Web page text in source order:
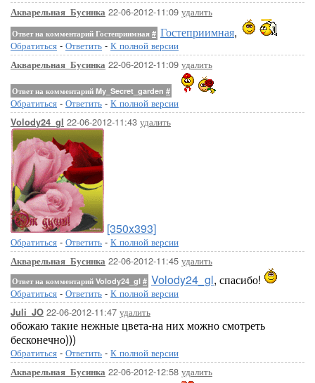
Акварельная_Бусинка 22-06-2012-11:09 удалить
Ответ на комментарий Гостеприимная # Гостеприимная,
Обратиться - Ответить - К полной версии
Акварельная_Бусинка 22-06-2012-11:09 удалить
Ответ на комментарий My_Secret_garden #
Обратиться - Ответить - К полной версии
Volody24_gl 22-06-2012-11:43 удалить
[350x393]
Обратиться - Ответить - К полной версии
Акварельная_Бусинка 22-06-2012-11:45 удалить
Ответ на комментарий Volody24_gl # Volody24_gl, спасибо!
Обратиться - Ответить - К полной версии
Juli_JO 22-06-2012-11:47 удалить
обожаю такие нежные цвета-на них можно смотреть
бесконечно)))
Обратиться - Ответить - К полной версии
Акварельная_Бусинка 22-06-2012-12:58 удалить